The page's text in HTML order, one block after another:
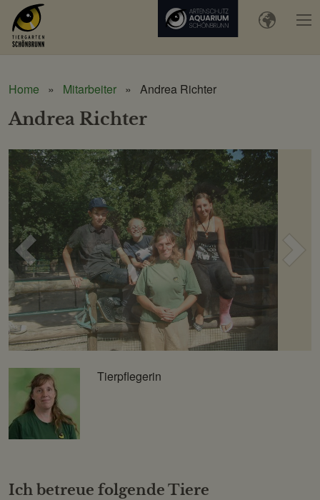
Home Mitarbeiter Andrea Richter
Andrea Richter
Voriges
Bild Bild
Tierpflegerin
Ich betreue folgende Tiere